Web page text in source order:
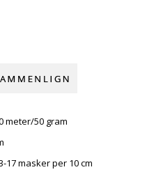
meter/50 gram
17 masker per 10 cm